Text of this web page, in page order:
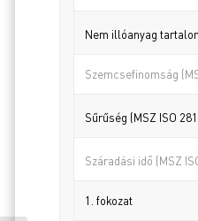
Nem illóanyag
Szemcsefinomság
Sűrűség (MSZ ISO
Száradási idő (MSZ
1. fokozat